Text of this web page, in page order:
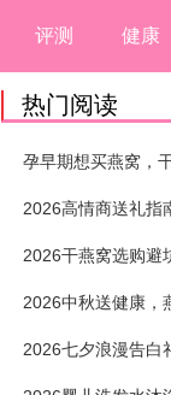
评测 健康
热门阅读